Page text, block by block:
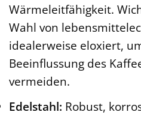
Wärmeleitfähigkeit.
Wahl von
idealerweise eloxiert,
Beeinflussung des
vermeiden.
Edelstahl: Robust,